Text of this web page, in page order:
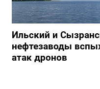
Ильский и
нефтезаводы
атак дронов